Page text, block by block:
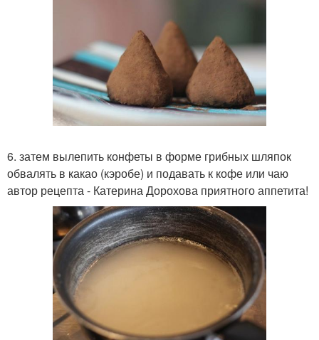
6. затем вылепить конфеты в форме грибных шляпок
обвалять в какао (кэробе) и подавать к кофе или чаю
автор рецепта - Катерина Дорохова приятного аппетита!